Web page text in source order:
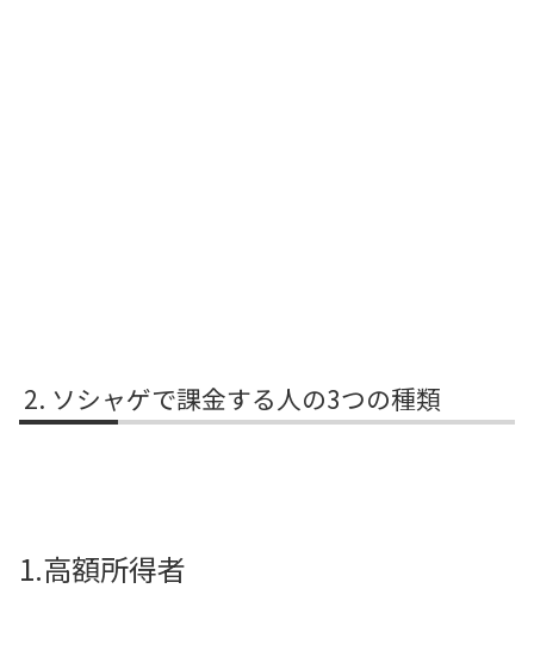
ソシャゲで課金する人の3つの種類
1.高額所得者